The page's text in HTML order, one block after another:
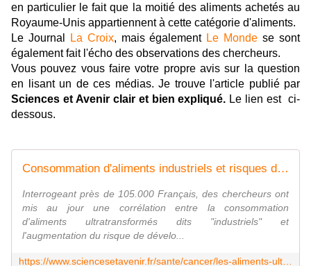
en particulier le fait que la moitié des aliments achetés au
Royaume-Unis appartiennent à cette catégorie d'aliments.
Le Journal
La Croix, mais également Le Monde se sont
également fait l'écho des observations des chercheurs.
Vous pouvez vous faire votre propre avis sur la question
en lisant un de ces médias. Je trouve l'article publié par
Sciences et Avenir clair et bien expliqué. Le lien est ci-
dessous.
Consommation d'aliments industriels et risques de cancer seraient liés
Interrogeant près de 105.000 Français, des chercheurs ont
mis au jour une corrélation entre la consommation
d'aliments ultratransformés dits "industriels" et
l'augmentation du risque de dévelo...